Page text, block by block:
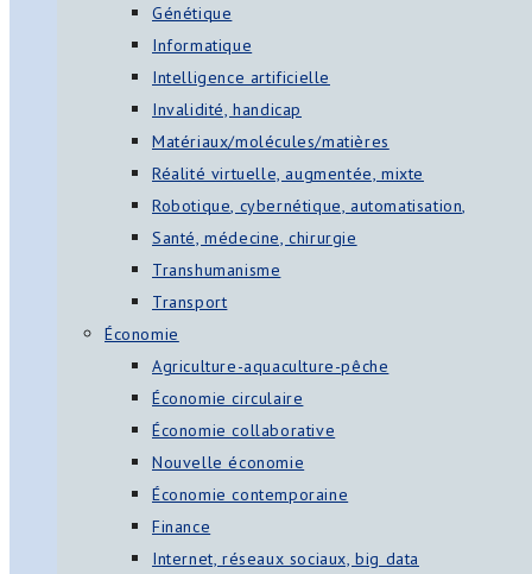
Génétique
Informatique
Intelligence artificielle
Invalidité, handicap
Matériaux/molécules/matières
Réalité virtuelle, augmentée, mixte
Robotique, cybernétique, automatisation,
Santé, médecine, chirurgie
Transhumanisme
Transport
Économie
Agriculture-aquaculture-pêche
Économie circulaire
Économie collaborative
Nouvelle économie
Économie contemporaine
Finance
Internet, réseaux sociaux, big data